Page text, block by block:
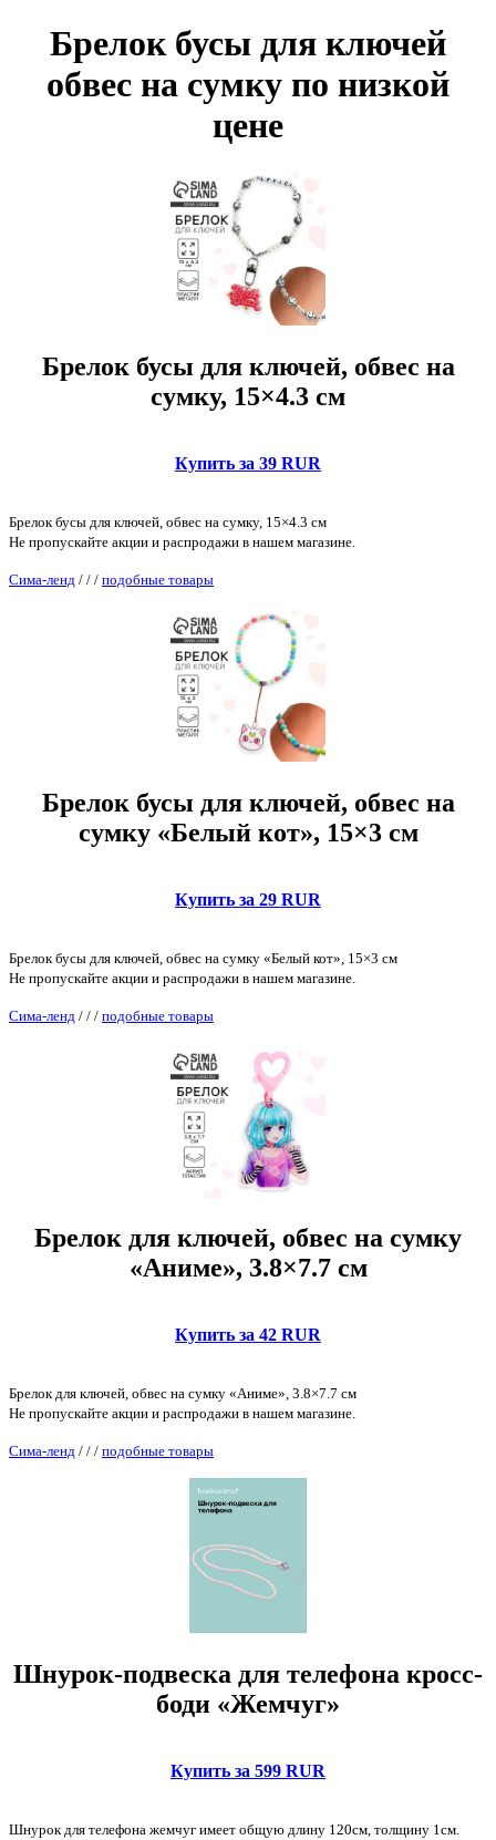
Брелок бусы для ключей
обвес на сумку по низкой
цене
Брелок бусы для ключей, обвес на
сумку, 15×4.3 см
Купить за 39 RUR
Брелок бусы для ключей, обвес на сумку, 15×4.3 см
Не пропускайте акции и распродажи в нашем магазине.
Сима-ленд / / / подобные товары
Брелок бусы для ключей, обвес на
сумку «Белый кот», 15×3 см
Купить за 29 RUR
Брелок бусы для ключей, обвес на сумку «Белый кот», 15×3 см
Не пропускайте акции и распродажи в нашем магазине.
Сима-ленд / / / подобные товары
Брелок для ключей, обвес на сумку
«Аниме», 3.8×7.7 см
Купить за 42 RUR
Брелок для ключей, обвес на сумку «Аниме», 3.8×7.7 см
Не пропускайте акции и распродажи в нашем магазине.
Сима-ленд / / / подобные товары
Шнурок-подвеска для телефона кросс-
боди «Жемчуг»
Купить за 599 RUR
Шнурок для телефона жемчуг имеет общую длину 120см, толщину 1см.